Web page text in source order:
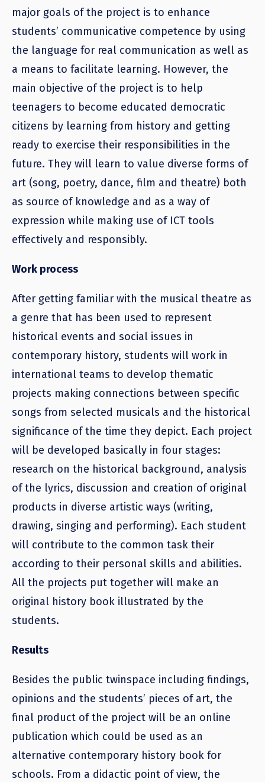
major goals of the project is to enhance
students’ communicative competence by using
the language for real communication as well as
a means to facilitate learning. However, the
main objective of the project is to help
teenagers to become educated democratic
citizens by learning from history and getting
ready to exercise their responsibilities in the
future. They will learn to value diverse forms of
art (song, poetry, dance, film and theatre) both
as source of knowledge and as a way of
expression while making use of ICT tools
effectively and responsibly.
Work process
After getting familiar with the musical theatre as
a genre that has been used to represent
historical events and social issues in
contemporary history, students will work in
international teams to develop thematic
projects making connections between specific
songs from selected musicals and the historical
significance of the time they depict. Each project
will be developed basically in four stages:
research on the historical background, analysis
of the lyrics, discussion and creation of original
products in diverse artistic ways (writing,
drawing, singing and performing). Each student
will contribute to the common task their
according to their personal skills and abilities.
All the projects put together will make an
original history book illustrated by the
students.
Results
Besides the public twinspace including findings,
opinions and the students’ pieces of art, the
final product of the project will be an online
publication which could be used as an
alternative contemporary history book for
schools. From a didactic point of view, the